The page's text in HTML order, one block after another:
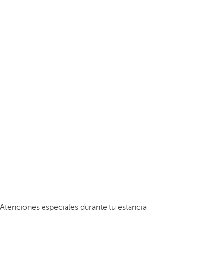
Atenciones especiales durante tu estancia